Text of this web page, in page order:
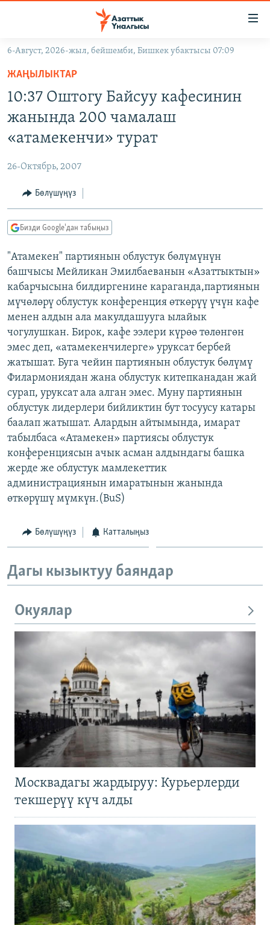
Навигацияга
өтүңүз
салыңыз
МАДАНИЯТ
ТВ ПРОГРАММАЛАР
БҮГҮН АЗАТТЫКТА
ДАНИСТЕ
ЭЖЕ-СИҢДИЛЕР
АЗАТТЫК+
ПОДКАСТ
ОНЛАЙН ШЕРИНЕ
ЭЕ/АРнун бардык сайттары
6-Август, 2026-жыл, бейшемби, Бишкек убактысы 07:09
ЖАҢЫЛЫКТАР
10:37 Оштогу Байсуу кафесинин
жанында 200 чамалаш
«атамекенчи» турат
26-Октябрь, 2007
Бөлүшүңүз
Бизди Google'дан табыңыз
"Атамекен" партиянын облустук бөлүмүнүн
башчысы Мейликан Эмилбаеванын «Азаттыктын»
кабарчысына билдиргенине караганда,партиянын
мүчөлөрү облустук конференция өткөрүү үчүн кафе
менен алдын ала макулдашууга ылайык
чогулушкан. Бирок, кафе ээлери күрөө төлөнгөн
эмес деп, «атамекенчилерге» уруксат бербей
жатышат. Буга чейин партиянын облустук бөлүмү
Филармониядан жана облустук китепканадан жай
сурап, уруксат ала алган эмес. Муну партиянын
облустук лидерлери бийликтин бут тосуусу катары
баалап жатышат. Алардын айтымында, имарат
табылбаса «Атамекен» партиясы облустук
конференциясын ачык асман алдындагы башка
жерде же облустук мамлекеттик
администрациянын имаратынын жанында
өткөрүшү мүмкүн.(BuS)
Бөлүшүңүз Катталыңыз
Дагы кызыктуу баяндар
Окуялар
Москвадагы жардыруу: Курьерлерди
текшерүү күч алды